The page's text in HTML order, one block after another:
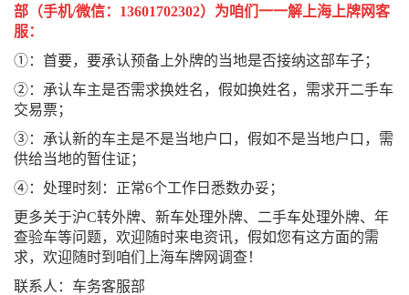
部（手机/微信：13601702302）为咱们一一解上海上牌网客
服：
①：首要，要承认预备上外牌的当地是否接纳这部车子；
②：承认车主是否需求换姓名，假如换姓名，需求开二手车
交易票；
③：承认新的车主是不是当地户口，假如不是当地户口，需
供给当地的暂住证；
④：处理时刻：正常6个工作日悉数办妥；
更多关于沪C转外牌、新车处理外牌、二手车处理外牌、年
查验车等问题，欢迎随时来电资讯，假如您有这方面的需
求，欢迎随时到咱们上海车牌网调查！
联系人：车务客服部